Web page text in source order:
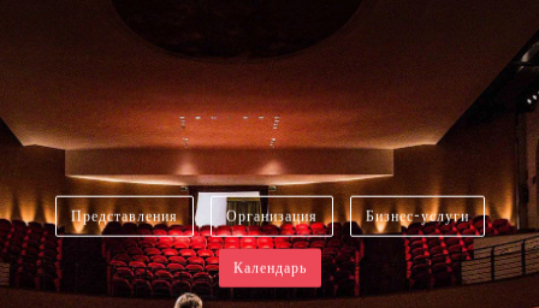
Представления Организация Бизнес-услуги
Календарь